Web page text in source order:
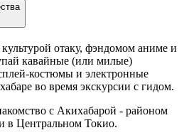
отаку, фэндомом аниме и
кавайные (или милые)
костюмы и электронные
во время экскурсии с гидом.
с Акихабарой - районом
в Центральном Токио.